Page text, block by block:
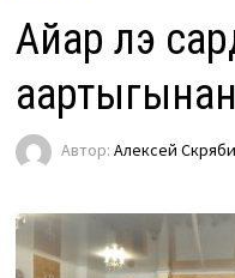
Айар үлэ
аартыгынан
Автор: Алексей